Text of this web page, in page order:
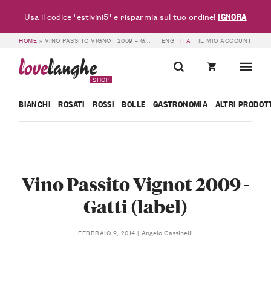
HOME » VINO PASSITO VIGNOT 2009 – GATTI (LABEL) ENG ITA IL MIO ACCOUNT
lovelanghe
SHOP
BIANCHI ROSATI ROSSI BOLLE GASTRONOMIA ALTRI
Vino Passito Vignot 2009 -
Gatti (label)
FEBBRAIO 9, 2014 Angelo Cassinelli
Usa il codice "estivini5" e risparmia sul tuo ordine!IGNORA